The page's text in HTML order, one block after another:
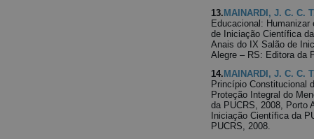
13. MAINARDI, J. C. C.
Educacional:
de Iniciação Científica
Anais do IX Salão de
Alegre – RS: Editora da
14. MAINARDI, J. C. C.
Princípio Constitucional
Proteção Integral do
da PUCRS, 2008, Porto
Iniciação Científica da
PUCRS, 2008.